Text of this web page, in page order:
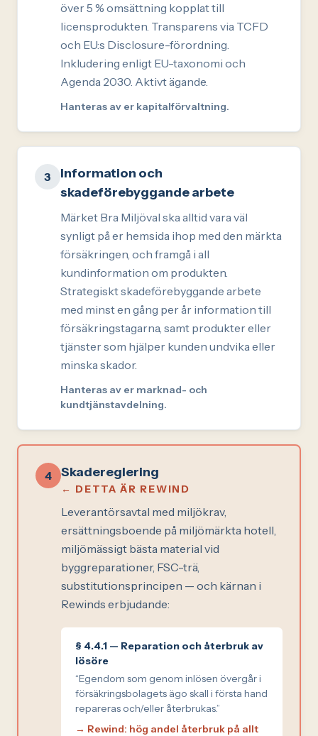
över 5 % omsättning kopplat till
licensprodukten. Transparens via TCFD
och EU:s Disclosure-förordning.
Inkludering enligt EU-taxonomi och
Agenda 2030. Aktivt ägande.
Hanteras av er kapitalförvaltning.
3
Information och
skadeförebyggande arbete
Märket Bra Miljöval ska alltid vara väl
synligt på er hemsida ihop med den märkta
försäkringen, och framgå i all
kundinformation om produkten.
Strategiskt skadeförebyggande arbete
med minst en gång per år information till
försäkringstagarna, samt produkter eller
tjänster som hjälper kunden undvika eller
minska skador.
Hanteras av er marknad- och
kundtjänstavdelning.
4 Skadereglering
← DETTA ÄR REWIND
Leverantörsavtal med miljökrav,
ersättningsboende på miljömärkta hotell,
miljömässigt bästa material vid
byggreparationer, FSC-trä,
substitutionsprincipen — och kärnan i
Rewinds erbjudande:
§ 4.4.1 — Reparation och återbruk av
lösöre
“Egendom som genom inlösen övergår i
försäkringsbolagets ägo skall i första hand
repareras och/eller återbrukas.”
→ Rewind: hög andel återbruk på allt